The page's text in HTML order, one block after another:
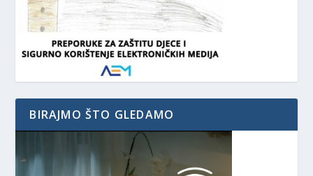
BIRAJMO ŠTO GLEDAMO